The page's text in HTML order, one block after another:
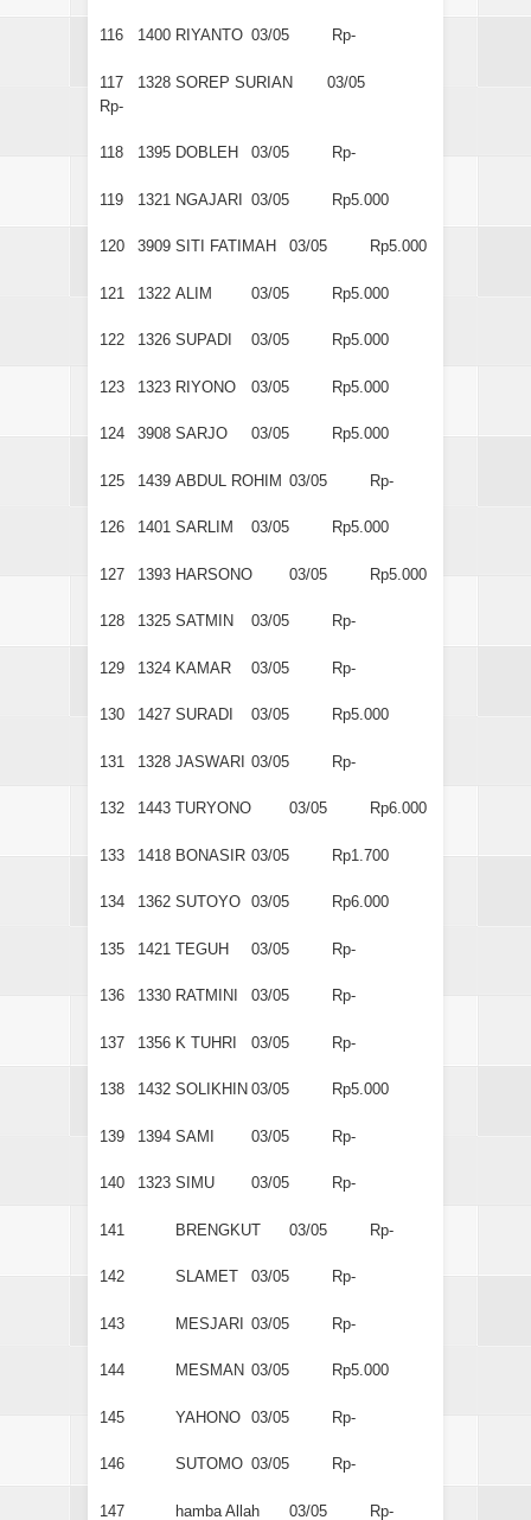
116 1400 RIYANTO 03/05 Rp-
117 1328 SOREP SURIAN
03/05
Rp-
118 1395 DOBLEH 03/05 Rp-
119 1321 NGAJARI 03/05 Rp5.000
120 3909 SITI FATIMAH 03/05 Rp5.000
121 1322 ALIM 03/05 Rp5.000
122 1326 SUPADI 03/05 Rp5.000
123 1323 RIYONO 03/05 Rp5.000
124 3908 SARJO 03/05 Rp5.000
125 1439 ABDUL ROHIM 03/05 Rp-
126 1401 SARLIM 03/05 Rp5.000
127 1393 HARSONO 03/05 Rp5.000
128 1325 SATMIN 03/05 Rp-
129 1324 KAMAR 03/05 Rp-
130 1427 SURADI 03/05 Rp5.000
131 1328 JASWARI 03/05 Rp-
132 1443 TURYONO 03/05 Rp6.000
133 1418 BONASIR 03/05 Rp1.700
134 1362 SUTOYO 03/05 Rp6.000
135 1421 TEGUH 03/05 Rp-
136 1330 RATMINI 03/05 Rp-
137 1356 K TUHRI 03/05 Rp-
138 1432 SOLIKHIN 03/05 Rp5.000
139 1394 SAMI 03/05 Rp-
140 1323 SIMU 03/05 Rp-
141 BRENGKUT 03/05 Rp-
142 SLAMET 03/05 Rp-
143 MESJARI 03/05 Rp-
144 MESMAN 03/05 Rp5.000
145 YAHONO 03/05 Rp-
146 SUTOMO 03/05 Rp-
147 hamba Allah 03/05 Rp-